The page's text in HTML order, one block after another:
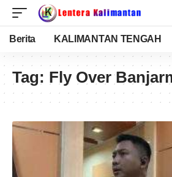
Berita KALIMANTAN TENGAH
Tag: Fly Over